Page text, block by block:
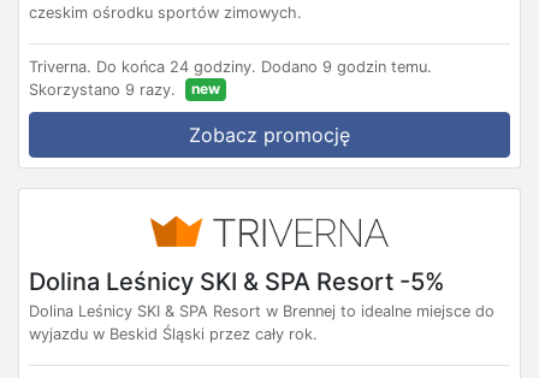
czeskim ośrodku sportów zimowych.
Triverna. Do końca 24 godziny. Dodano 9 godzin temu.
Skorzystano 9 razy.
new
Zobacz promocję
Dolina Leśnicy SKI & SPA Resort -5%
Dolina Leśnicy SKI & SPA Resort w Brennej to idealne miejsce do
wyjazdu w Beskid Śląski przez cały rok.